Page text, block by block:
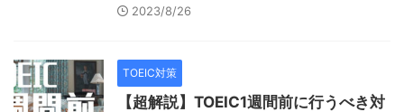
2023/8/26
TOEIC対策
【超解説】TOEIC1週間前に行うべき対